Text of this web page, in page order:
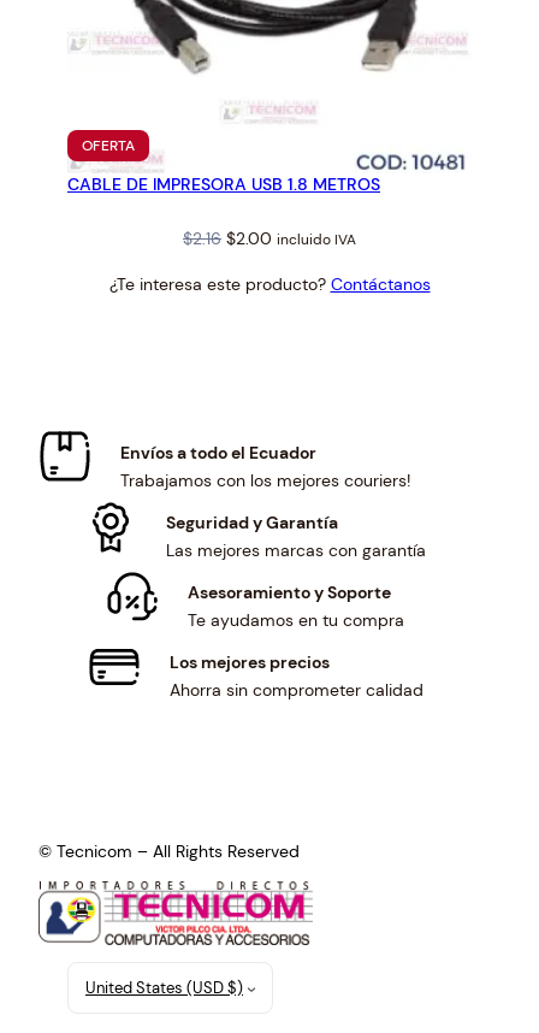
OFERTAPRODUCTO
EN
OFERTA
CABLE DE IMPRESORA USB 1.8 METROS
$2.16 Original
was:
$2.00 Current
is:
incluido IVA
¿Te interesa este producto? Contáctanos
Envíos a todo el Ecuador
Trabajamos con los mejores couriers!
Seguridad y Garantía
Las mejores marcas con garantía
Asesoramiento y Soporte
Te ayudamos en tu compra
Los mejores precios
Ahorra sin comprometer calidad
© Tecnicom – All Rights Reserved
United States (USD $)